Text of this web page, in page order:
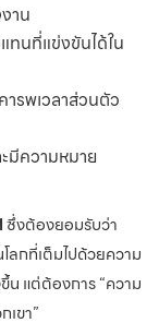
าน
ทนที่แข่งขันได้ใน
ารพเวลาส่วนตัว
มีความหมาย
ซึ่งต้องยอมรับว่า
ลกที่เต็มไปด้วยความ
แต่ต้องการ “ความ
เขา”